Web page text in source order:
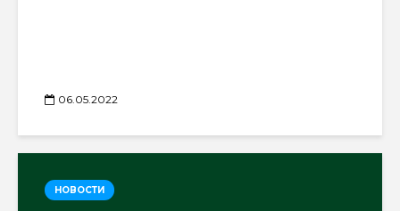
06.05.2022
НОВОСТИ